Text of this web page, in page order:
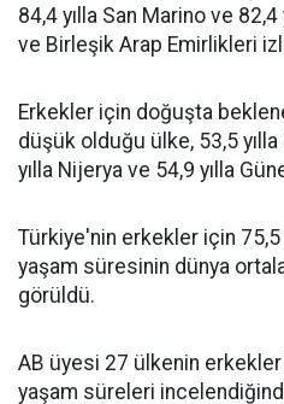
84,4 yılla San Marino ve
ve Birleşik Arap Emirlikleri
Erkekler için doğuşta
düşük olduğu ülke, 53,5
yılla Nijerya ve 54,9 yılla
Türkiye'nin erkekler için
yaşam süresinin dünya
görüldü.
AB üyesi 27 ülkenin
yaşam süreleri